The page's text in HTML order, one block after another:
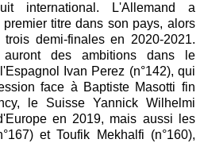
international. L'Allemand a
titre dans son pays, alors
demi-finales en 2020-2021.
des ambitions dans le
Ivan Perez (n°142), qui
face à Baptiste Masotti fin
le Suisse Yannick Wilhelmi
en 2019, mais aussi les
et Toufik Mekhalfi (n°160),